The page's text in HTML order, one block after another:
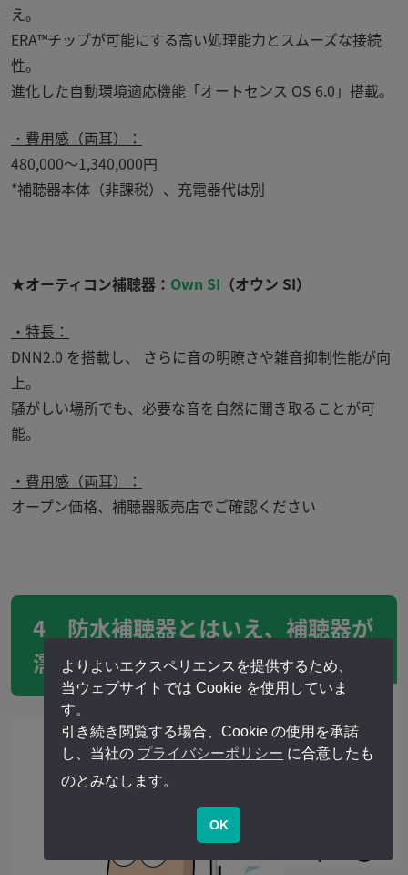
え。
ERA™チップが可能にする高い処理能力とスムーズな接続
性。
進化した自動環境適応機能「オートセンス OS 6.0 」搭載。
・費用感（両耳）：
480,000～1,340,000円
*補聴器本体（非課税）、充電器代は別
★オーティコン補聴器： Own SI （オウン SI）
・特長：
DNN2.0 を搭載し、 さらに音の明瞭さや雑音抑制性能が向
上。
騒がしい場所でも、必要な音を自然に聞き取ることが可
能。
・費用感（両耳）：
オープン価格、補聴器販売店でご確認ください
4 防水補聴器とはいえ、補聴器が
濡れてしまった場合は？
よりよいエクスペリエンスを提供するため、
当ウェブサイトでは Cookie を使用していま
す。
引き続き閲覧する場合、Cookie の使用を承諾
し、当社の プライバシーポリシー に合意したも
のとみなします。
OK